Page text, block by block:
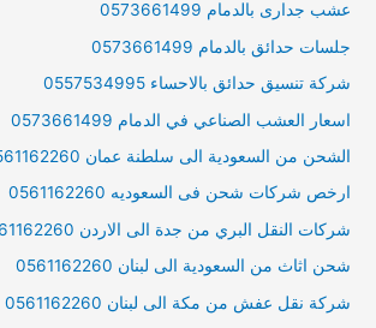
عشب جدارى بالدمام 0573661499
جلسات حدائق بالدمام 0573661499
شركة تنسيق حدائق بالاحساء 0557534995
اسعار العشب الصناعي في الدمام 0573661499
الشحن من السعودية الى سلطنة عمان 0561162260
ارخص شركات شحن فى السعوديه 0561162260
شركات النقل البري من جدة الى الاردن 0561162260
شحن اثاث من السعودية الى لبنان 0561162260
شركة نقل عفش من مكة الى لبنان 0561162260